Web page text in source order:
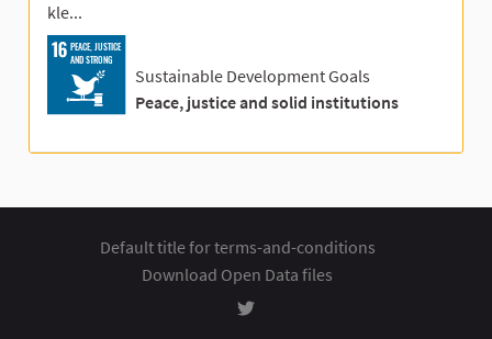
kle...
PEACE, JUSTICE
AND STRONG
Sustainable Development Goals
Peace, justice and solid institutions
Default title for terms-and-conditions
Download Open Data files
Rozhodování at Twitter